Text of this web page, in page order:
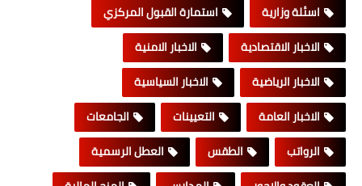
اسئلة وزارية
استمارة القبول المركزي
الاخبار الاقتصادية
الاخبار الامنية
الاخبار الرياضية
الاخبار السياسية
الاخبار العامة
التعيينات
الجامعات
الرواتب
الطقس
العطل الرسمية